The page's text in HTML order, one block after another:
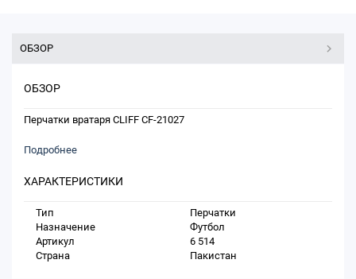
ОБЗОР
ОБЗОР
Перчатки вратаря CLIFF CF-21027
Подробнее
ХАРАКТЕРИСТИКИ
Тип
Перчатки
Назначение
Футбол
Артикул
6 514
Страна
Пакистан